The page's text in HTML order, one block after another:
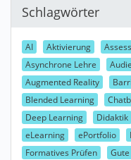
Schlagwörter
AI Aktivierung
Asynchrone Lehre
Augmented Reality
Blended Learning
Deep Learning
Didaktik
eLearning
ePortfolio
Formatives Prüfen